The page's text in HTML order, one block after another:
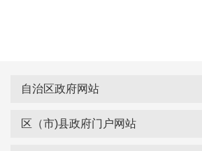
自治区政府网站
区（市)县政府门户网站